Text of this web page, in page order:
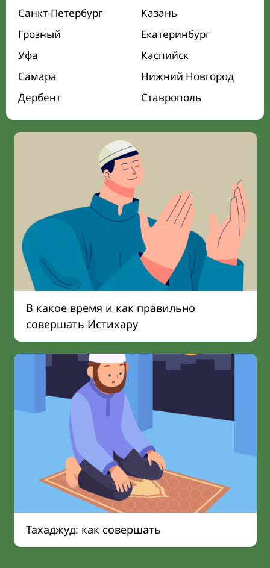
Санкт-Петербург
Казань
Грозный
Екатеринбург
Уфа
Каспийск
Самара
Нижний Новгород
Дербент
Ставрополь
В какое время и как правильно
совершать Истихару
Тахаджуд: как совершать